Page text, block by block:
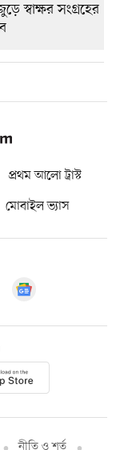
প্রথম আলো ট্রাস্ট
মোবাইল ভ্যাস